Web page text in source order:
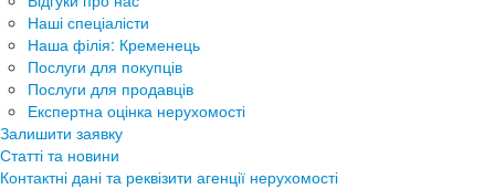
Наші спеціалісти
Наша філія: Кременець
Послуги для покупців
Послуги для продавців
Експертна оцінка нерухомості
Залишити заявку
Статті та новини
Контактні дані та реквізити агенції нерухомості